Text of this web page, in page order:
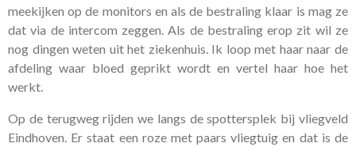
meekijken op de monitors en als de bestraling klaar is mag ze
dat via de intercom zeggen. Als de bestraling erop zit wil ze
nog dingen weten uit het ziekenhuis. Ik loop met haar naar de
afdeling waar bloed geprikt wordt en vertel haar hoe het
werkt.
Op de terugweg rijden we langs de spottersplek bij vliegveld
Eindhoven. Er staat een roze met paars vliegtuig en dat is de